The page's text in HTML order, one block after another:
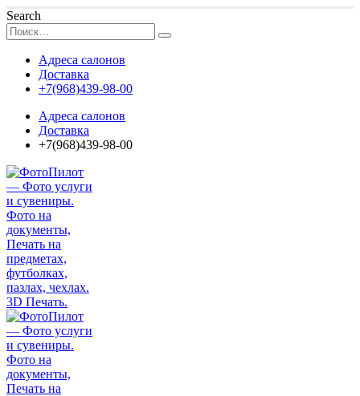
Search
Адреса салонов
Доставка
+7(968)439-98-00
Адреса салонов
Доставка
+7(968)439-98-00